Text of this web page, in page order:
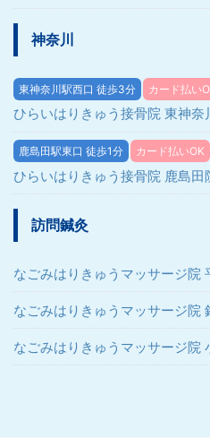
神奈川
東神奈川駅西口 徒歩3分 カード払い
ひらいはりきゅう接骨院 東神奈
鹿島田駅東口 徒歩1分 カード払いOK
ひらいはりきゅう接骨院 鹿島田
訪問鍼灸
なごみはりきゅうマッサージ院
なごみはりきゅうマッサージ院
なごみはりきゅうマッサージ院